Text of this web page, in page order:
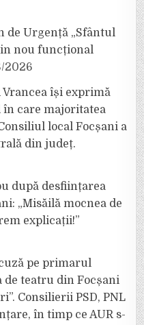
de Urgență „Sfântul
nou funcțional
2026
Vrancea își exprimă
în care majoritatea
local Focșani a
din județ.
după desființarea
„Misăilă mocnea de
explicații!”
pe primarul
de teatru din Focșani
Consilierii PSD, PNL
în timp ce AUR s-